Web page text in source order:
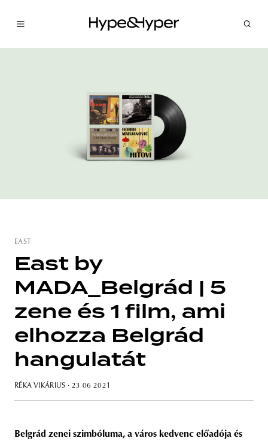
budapest poland branding
EAST
East by
MADA_Belgrád | 5
zene és 1 film, ami
elhozza Belgrád
hangulatát
RÉKA VIKÁRIUS · 23 06 2021
Belgrád zenei szimbóluma, a város kedvenc előadója és